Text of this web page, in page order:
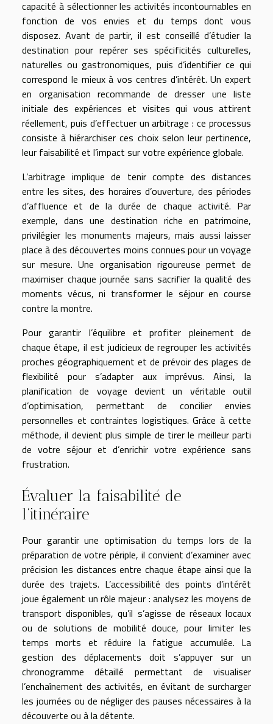
capacité à sélectionner les activités incontournables en
fonction de vos envies et du temps dont vous
disposez. Avant de partir, il est conseillé d’étudier la
destination pour repérer ses spécificités culturelles,
naturelles ou gastronomiques, puis d’identifier ce qui
correspond le mieux à vos centres d’intérêt. Un expert
en organisation recommande de dresser une liste
initiale des expériences et visites qui vous attirent
réellement, puis d’effectuer un arbitrage : ce processus
consiste à hiérarchiser ces choix selon leur pertinence,
leur faisabilité et l’impact sur votre expérience globale.
L’arbitrage implique de tenir compte des distances
entre les sites, des horaires d’ouverture, des périodes
d’affluence et de la durée de chaque activité. Par
exemple, dans une destination riche en patrimoine,
privilégier les monuments majeurs, mais aussi laisser
place à des découvertes moins connues pour un voyage
sur mesure. Une organisation rigoureuse permet de
maximiser chaque journée sans sacrifier la qualité des
moments vécus, ni transformer le séjour en course
contre la montre.
Pour garantir l’équilibre et profiter pleinement de
chaque étape, il est judicieux de regrouper les activités
proches géographiquement et de prévoir des plages de
flexibilité pour s’adapter aux imprévus. Ainsi, la
planification de voyage devient un véritable outil
d’optimisation, permettant de concilier envies
personnelles et contraintes logistiques. Grâce à cette
méthode, il devient plus simple de tirer le meilleur parti
de votre séjour et d’enrichir votre expérience sans
frustration.
Évaluer la faisabilité de
l’itinéraire
Pour garantir une optimisation du temps lors de la
préparation de votre périple, il convient d’examiner avec
précision les distances entre chaque étape ainsi que la
durée des trajets. L’accessibilité des points d’intérêt
joue également un rôle majeur : analysez les moyens de
transport disponibles, qu’il s’agisse de réseaux locaux
ou de solutions de mobilité douce, pour limiter les
temps morts et réduire la fatigue accumulée. La
gestion des déplacements doit s’appuyer sur un
chronogramme détaillé permettant de visualiser
l’enchaînement des activités, en évitant de surcharger
les journées ou de négliger des pauses nécessaires à la
découverte ou à la détente.